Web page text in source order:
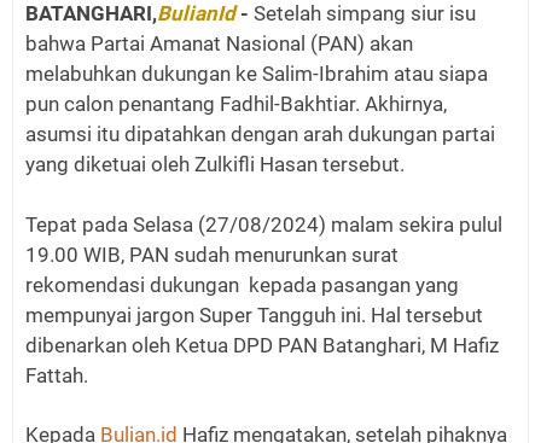
BATANGHARI,BulianId- Setelah simpang siur isu
bahwa Partai Amanat Nasional (PAN) akan
melabuhkan dukungan ke Salim-Ibrahim atau siapa
pun calon penantang Fadhil-Bakhtiar. Akhirnya,
asumsi itu dipatahkan dengan arah dukungan partai
yang diketuai oleh Zulkifli Hasan tersebut.
Tepat pada Selasa (27/08/2024) malam sekira pulul
19.00 WIB, PAN sudah menurunkan surat
rekomendasi dukungan kepada pasangan yang
mempunyai jargon Super Tangguh ini. Hal tersebut
dibenarkan oleh Ketua DPD PAN Batanghari, M Hafiz
Fattah.
Kepada Bulian.id Hafiz mengatakan, setelah pihaknya